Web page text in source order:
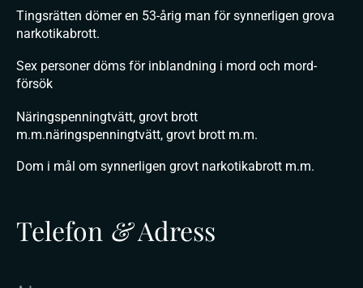
Tingsrätten dömer en 53-årig man för synnerligen grova
narkotikabrott.
Sex personer döms för inblandning i mord och mord-
försök
Näringspenningtvätt, grovt brott
m.m.näringspenningtvätt, grovt brott m.m.
Dom i mål om synnerligen grovt narkotikabrott m.m.
Telefon &Adress